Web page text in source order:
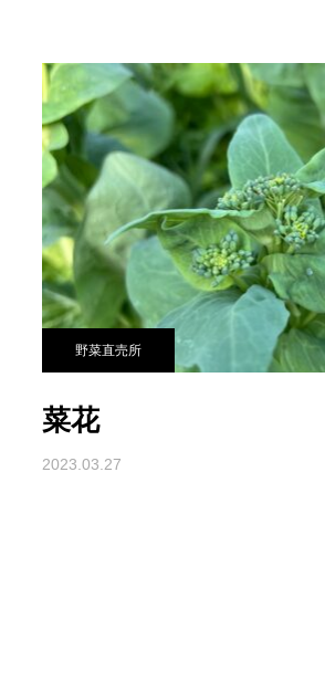
野菜直売所
菜花
2023.03.27